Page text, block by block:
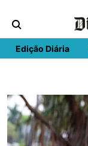
Edição Diária